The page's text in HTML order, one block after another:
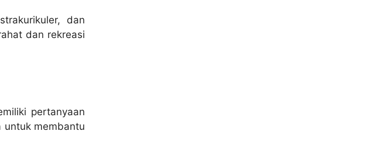
dan
dan rekreasi
pertanyaan
untuk membantu